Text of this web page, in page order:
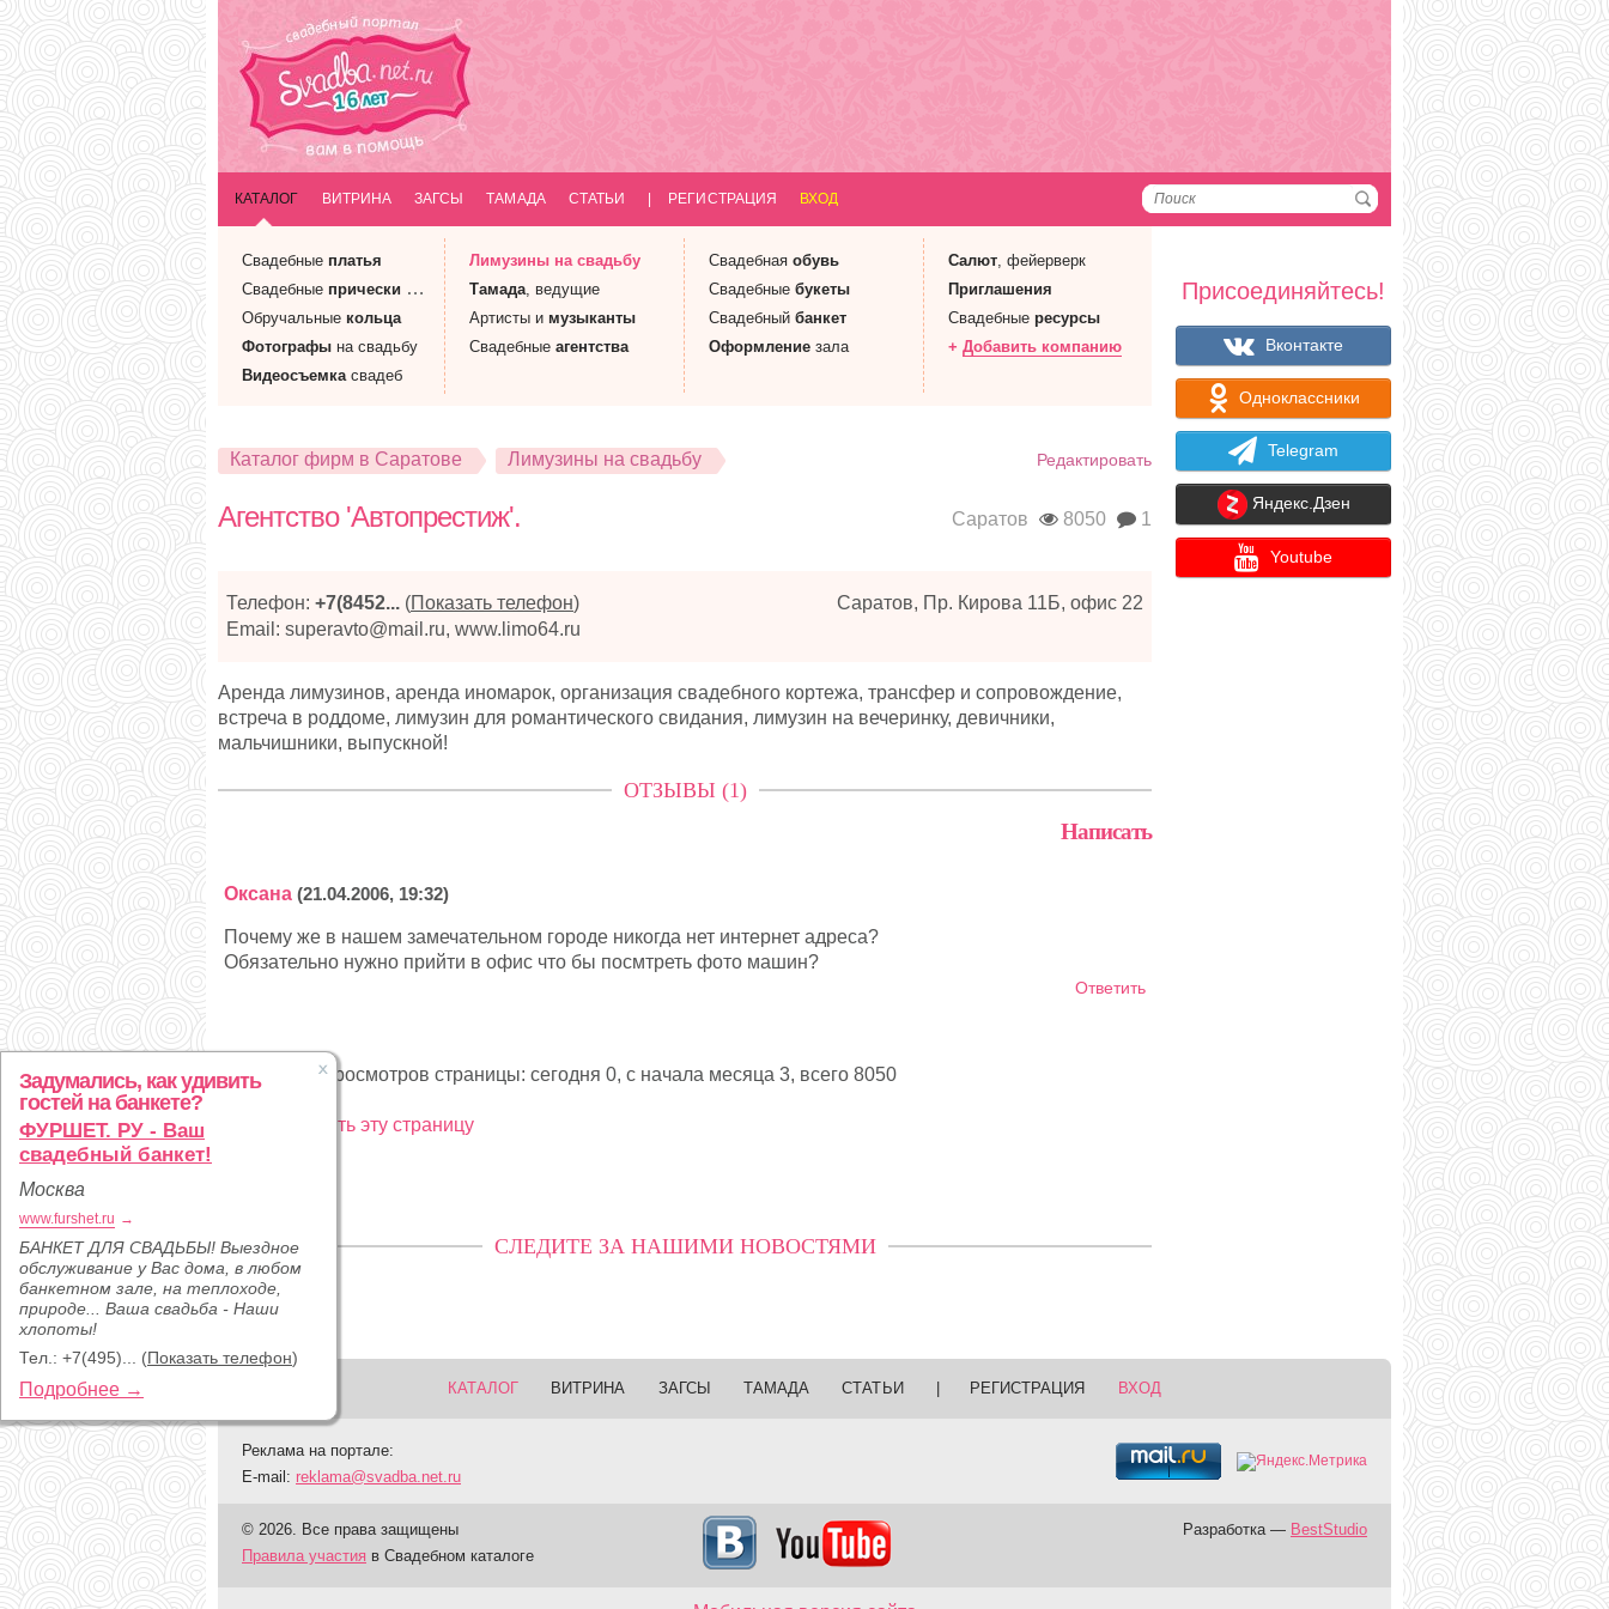
КАТАЛОГ ВИТРИНА ЗАГСЫ ТАМАДА СТАТЬИ РЕГИСТРАЦИЯ ВХОД
Свадебные платья
Свадебные прически
Обручальные кольца
Фотографы на свадьбу
Видеосъемкасвадеб
Лимузины на свадьбу
Тамада, ведущие
Артисты и музыканты
Свадебные агентства
Свадебная обувь
Свадебные букеты
Свадебный банкет
Оформление зала
Салют, фейерверк
Приглашения
Свадебные ресурсы
+ Добавить компанию
Редактировать
Каталог фирм в Саратове Лимузины на свадьбу
Саратов 8050 1
Агентство 'Автопрестиж'.
Телефон: +7(8452... (Показать телефон)
Email: superavto@mail.ru, www.limo64.ru
Саратов, Пр. Кирова 11Б, офис 22
Аренда лимузинов, аренда иномарок, организация свадебного кортежа, трансфер и сопровождение,
встреча в роддоме, лимузин для романтического свидания, лимузин на вечеринку, девичники,
мальчишники, выпускной!
ОТЗЫВЫ (1)
Написать
Оксана (21.04.2006, 19:32)
Почему же в нашем замечательном городе никогда нет интернет адреса?
Обязательно нужно прийти в офис что бы посмтреть фото машин?
Ответить
Статистика просмотров страницы: сегодня 0, с начала месяца 3, всего 8050
Рекламировать эту страницу
Задумались, как удивить
гостей на банкете?
ФУРШЕТ. РУ - Ваш
свадебный банкет!
Москва
www.furshet.ru →
БАНКЕТ ДЛЯ СВАДЬБЫ! Выездное
обслуживание у Вас дома, в любом
банкетном зале, на теплоходе,
природе... Ваша свадьба - Наши
хлопоты!
Тел.: +7(495)... (Показать телефон)
Подробнее →
СЛЕДИТЕ ЗА НАШИМИ НОВОСТЯМИ
Присоединяйтесь!
Вконтакте
Одноклассники
Telegram
Яндекс.Дзен
Youtube
КАТАЛОГ ВИТРИНА ЗАГСЫ ТАМАДА СТАТЬИ РЕГИСТРАЦИЯ ВХОД
Реклама на портале:
E-mail: reklama@svadba.net.ru
© 2026. Все права защищены
Правила участия в Свадебном каталоге
Разработка — BestStudio